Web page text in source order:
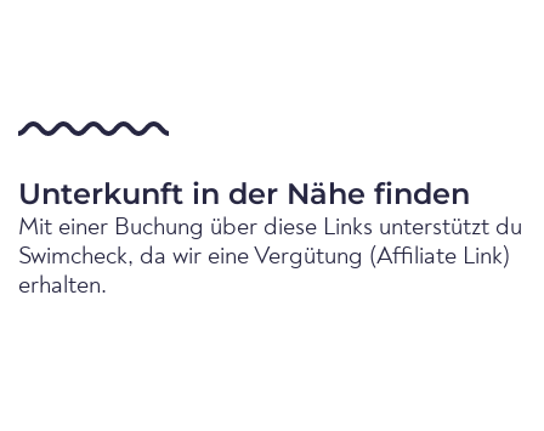
Unterkunft in der Nähe finden
Mit einer Buchung über diese Links unterstützt du
Swimcheck, da wir eine Vergütung (Affiliate Link)
erhalten.